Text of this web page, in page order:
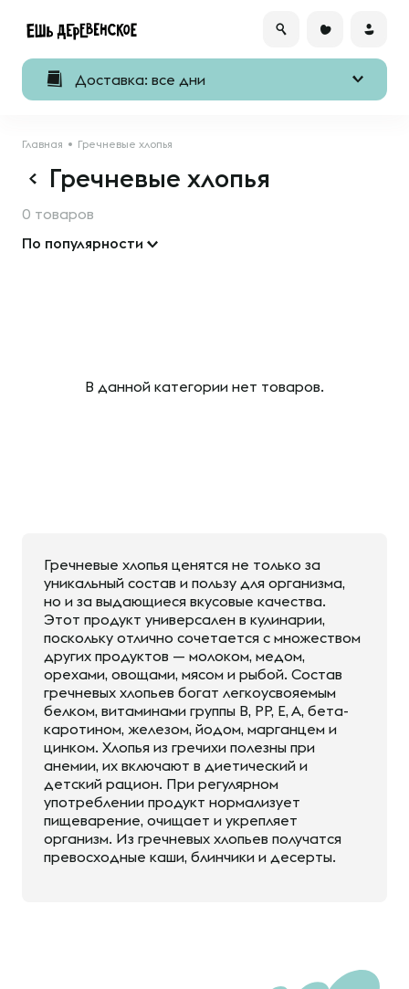
Доставка: все дни
Главная Гречневые хлопья
Гречневые хлопья
0 товаров
По популярности
В данной категории нет товаров.
Гречневые хлопья ценятся не только за
уникальный состав и пользу для организма,
но и за выдающиеся вкусовые качества.
Этот продукт универсален в кулинарии,
поскольку отлично сочетается с множеством
других продуктов — молоком, медом,
орехами, овощами, мясом и рыбой. Состав
гречневых хлопьев богат легкоусвояемым
белком, витаминами группы B, PP, E, A, бета-
каротином, железом, йодом, марганцем и
цинком. Хлопья из гречихи полезны при
анемии, их включают в диетический и
детский рацион. При регулярном
употреблении продукт нормализует
пищеварение, очищает и укрепляет
организм. Из гречневых хлопьев получатся
превосходные каши, блинчики и десерты.